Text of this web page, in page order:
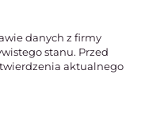
danych z firmy
stanu. Przed
aktualnego